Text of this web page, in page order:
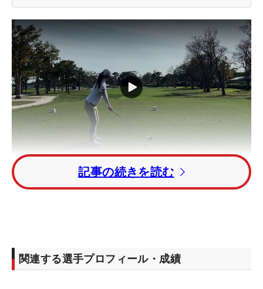
記事の続きを読む
関連する選手プロフィール・成績